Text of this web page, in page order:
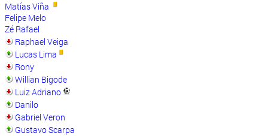
Matías Viña
Felipe Melo
Zé Rafael
Raphael Veiga
Lucas Lima
Rony
Willian Bigode
Luiz Adriano
Danilo
Gabriel Veron
Gustavo Scarpa